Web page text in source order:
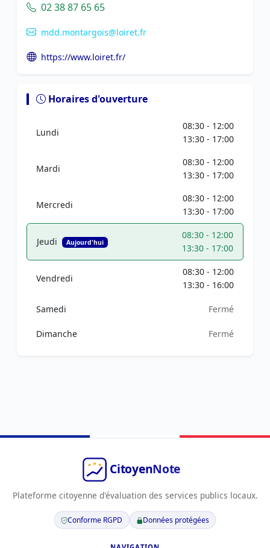
02 38 87 65 65
mdd.montargois@loiret.fr
https://www.loiret.fr/
Horaires d'ouverture
Lundi
08:30 - 12:00
13:30 - 17:00
Mardi
08:30 - 12:00
13:30 - 17:00
Mercredi
08:30 - 12:00
13:30 - 17:00
Jeudi Aujourd'hui
08:30 - 12:00
13:30 - 17:00
Vendredi
08:30 - 12:00
13:30 - 16:00
Samedi Fermé
Dimanche Fermé
Plateforme citoyenne d'évaluation des services publics locaux.
Conforme RGPD Données protégées